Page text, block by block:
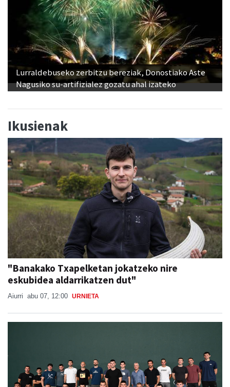
Lurraldebuseko zerbitzu bereziak, Donostiako Aste
Nagusiko su-artifizialez gozatu ahal izateko
Ikusienak
"Banakako Txapelketan jokatzeko nire
eskubidea aldarrikatzen dut"
Aiurri abu 07, 12:00 URNIETA